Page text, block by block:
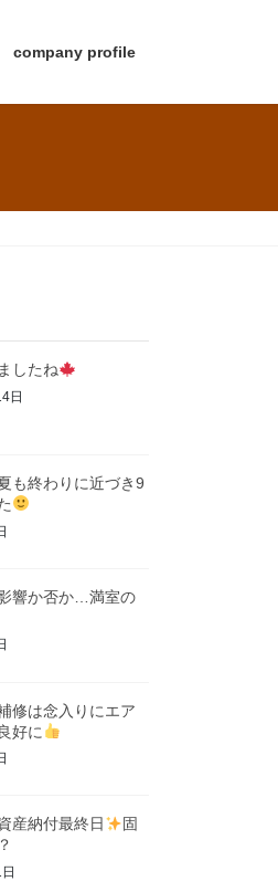
company profile
したね
日
も終わりに近づき9
響か否か…満室の
修は念入りにエア
好に
産納付最終日
固